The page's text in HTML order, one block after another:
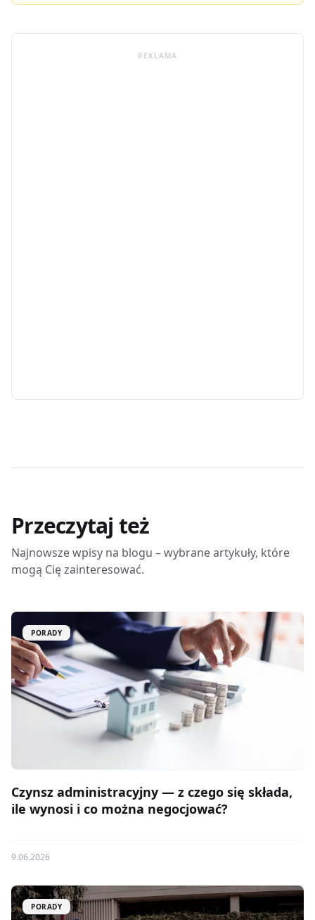
REKLAMA
Przeczytaj też
Najnowsze wpisy na blogu – wybrane artykuły, które
mogą Cię zainteresować.
PORADY
Czynsz administracyjny — z czego się składa,
ile wynosi i co można negocjować?
9.06.2026
PORADY